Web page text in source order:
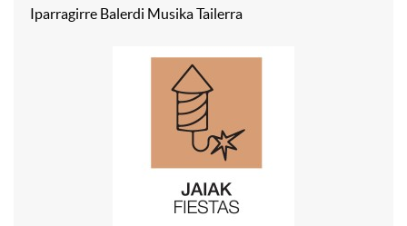
Iparragirre Balerdi Musika Tailerra